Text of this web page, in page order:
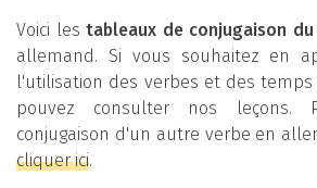
Voici les tableaux de conjugaison du
allemand. Si vous souhaitez en
l'utilisation des verbes et des
pouvez consulter nos leçons.
conjugaison d'un autre verbe en
cliquer ici.